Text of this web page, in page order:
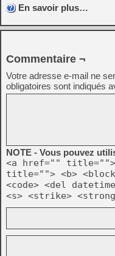
En savoir plus…
Commentaire ¬
Votre adresse e-mail ne
obligatoires sont indiqués
NOTE - Vous pouvez
<a href="" title="">
title=""> <b>
<code> <del
<s> <strike>